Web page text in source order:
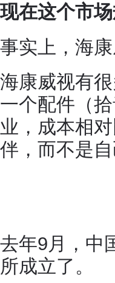
现在这个市
事实上，海
海康威视有
一个配件（
业，成本相
伴，而不是
去年9月，中
所成立了。